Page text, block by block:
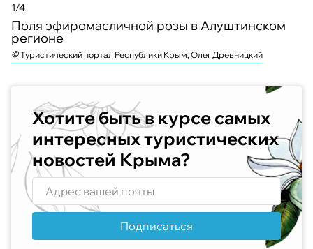
1/4
Поля эфиромасличной розы в Алуштинском
регионе
© Туристический портал Республики Крым, Олег Древницкий
©
©
©
Хотите быть в курсе самых
интересных туристических
новостей Крыма?
Подписаться